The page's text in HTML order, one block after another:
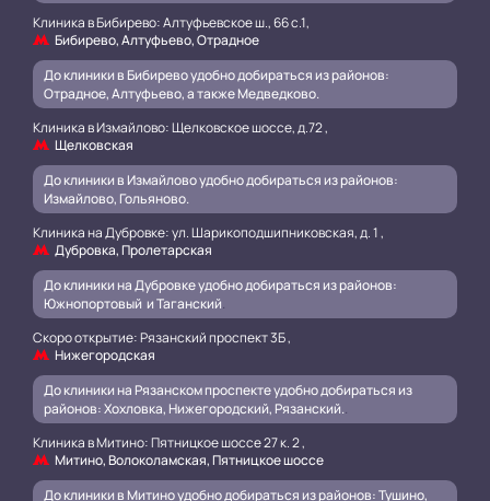
Клиника в Бибирево: Алтуфьевское ш., 66 с.1,
Бибирево, Алтуфьево, Отрадное
До клиники в Бибирево удобно добираться из районов:
Отрадное, Алтуфьево, а также Медведково.
Клиника в Измайлово: Щелковское шоссе, д.72 ,
Щелковская
До клиники в Измайлово удобно добираться из районов:
Измайлово, Гольяново.
Клиника на Дубровке: ул. Шарикоподшипниковская, д. 1 ,
Дубровка, Пролетарская
До клиники на Дубровке удобно добираться из районов:
Южнопортовый и Таганский.
Скоро открытие: Рязанский проспект 3Б ,
Нижегородская
До клиники на Рязанском проспекте удобно добираться из
районов: Хохловка, Нижегородский, Рязанский..
Клиника в Митино: Пятницкое шоссе 27 к. 2 ,
Митино, Волоколамская, Пятницкое шоссе
До клиники в Митино удобно добираться из районов: Тушино,